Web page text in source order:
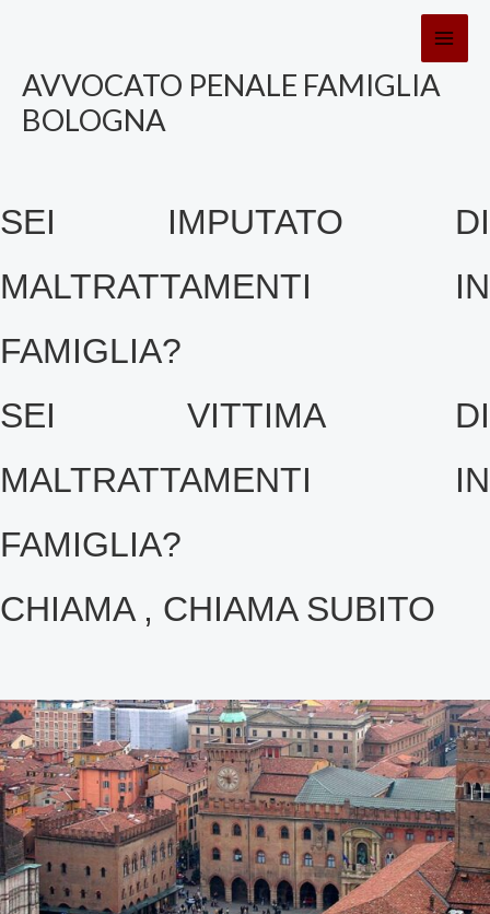
contenuto
AVVOCATO PENALE FAMIGLIA
BOLOGNA
SEI IMPUTATO DI
MALTRATTAMENTI IN
FAMIGLIA?
SEI VITTIMA DI
MALTRATTAMENTI IN
FAMIGLIA?
CHIAMA , CHIAMA SUBITO